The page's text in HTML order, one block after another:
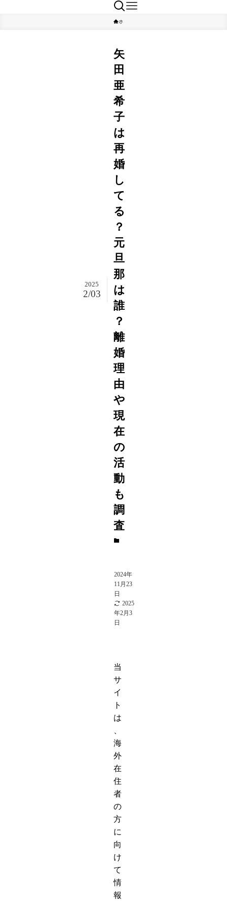
ホーム
矢
田
亜
希
子
は
再
婚
し
て
る
？
元
旦
那
は
誰
？
離
婚
理
由
や
現
在
の
活
動
も
調
査
2025
2/03
2024年
11月23
日
2025
年2月3
日
当
サ
イ
ト
は
海
外
在
住
者
の
方
に
向
け
て
情
報